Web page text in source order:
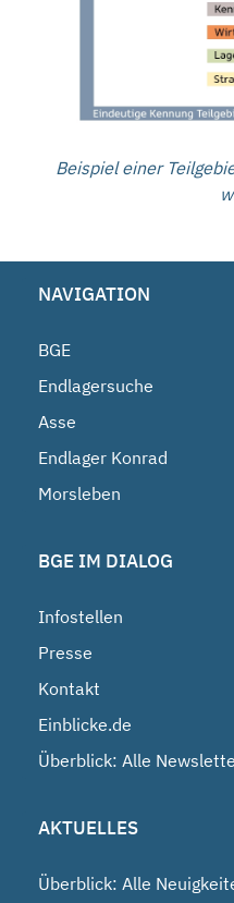
Beispiel einer
NAVIGATION
BGE
Endlagersuche
Asse
Endlager Konrad
Morsleben
BGE IM DIALOG
Infostellen
Presse
Kontakt
Einblicke.de
Überblick: Alle
AKTUELLES
Überblick: Alle